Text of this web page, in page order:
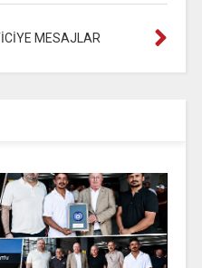
MESAJLAR